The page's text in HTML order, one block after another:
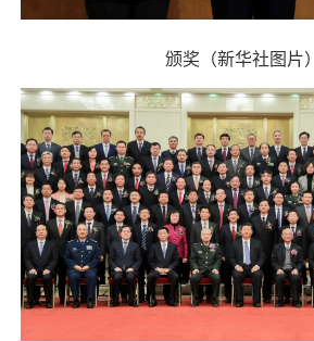
颁奖（新华社图片）